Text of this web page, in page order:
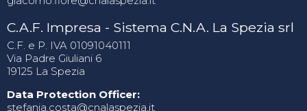
C.A.F. Impresa - Sistema C.N.A. La Spezia srl
C.F. e P. IVA 01091040111
Via Padre Giuliani 6
19125 La Spezia
Data Protection Officer:
stefania.costa@cnalaspezia.it